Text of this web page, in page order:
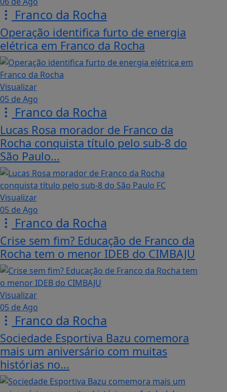
Franco da Rocha
Operação identifica furto de energia
elétrica em Franco da Rocha
Visualizar
05 de Ago
Franco da Rocha
Lucas Rosa morador de Franco da
Rocha conquista título pelo sub-8 do
São Paulo...
Visualizar
05 de Ago
Franco da Rocha
Crise sem fim? Educação de Franco da
Rocha tem o menor IDEB do CIMBAJU
Visualizar
05 de Ago
Franco da Rocha
Sociedade Esportiva Bazu comemora
mais um aniversário com muitas
histórias no...